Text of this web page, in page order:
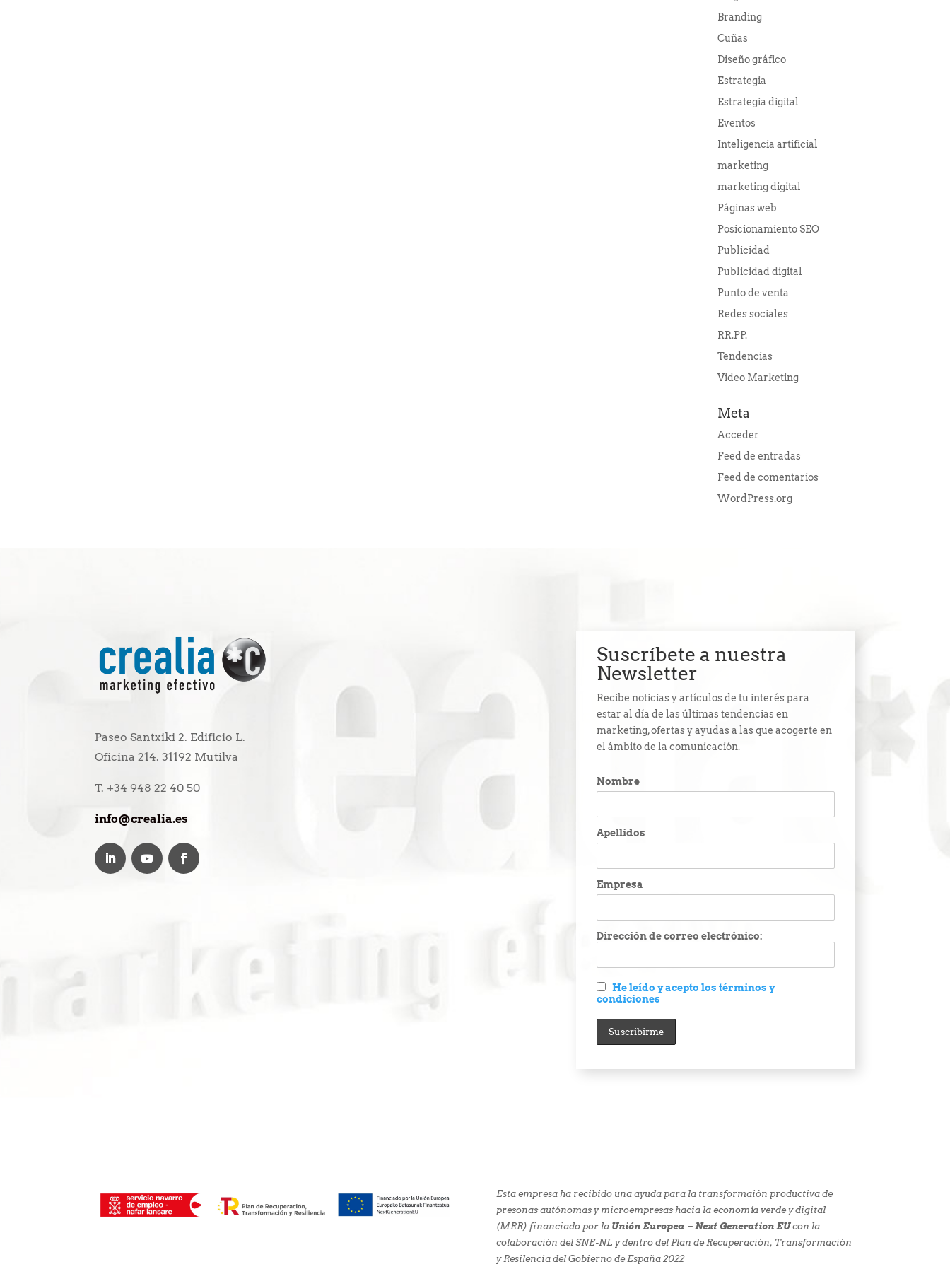
Branding
Cuñas
Diseño gráfico
Estrategia
Estrategia digital
Eventos
Inteligencia artificial
marketing
marketing digital
Páginas web
Posicionamiento SEO
Publicidad
Publicidad digital
Punto de venta
Redes sociales
RR.PP.
Tendencias
Video Marketing
Meta
Acceder
Feed de entradas
Feed de comentarios
WordPress.org
Paseo Santxiki 2. Edificio L.
Oficina 214. 31192 Mutilva
T. +34 948 22 40 50
info@crealia.es
Suscríbete a nuestra
Newsletter
Recibe noticias y artículos de tu interés para
estar al día de las últimas tendencias en
marketing, ofertas y ayudas a las que acogerte en
el ámbito de la comunicación.
Nombre
Apellidos
Empresa
Dirección de correo electrónico:
He leído y acepto los términos y
condiciones
Esta empresa ha recibido una ayuda para la transformaión productiva de
presonas autónomas y microempresas hacia la economía verde y digital
(MRR) financiado por la Unión Europea – Next Generation EUcon la
colaboración del SNE-NL y dentro del Plan de Recuperación, Transformación
y Resilencia del Gobierno de España 2022